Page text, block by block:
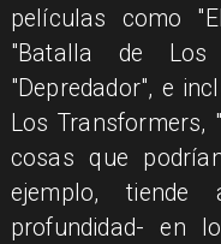
películas como
"Batalla de
"Depredador", e
Los Transformers,
cosas que
ejemplo,
profundidad- en